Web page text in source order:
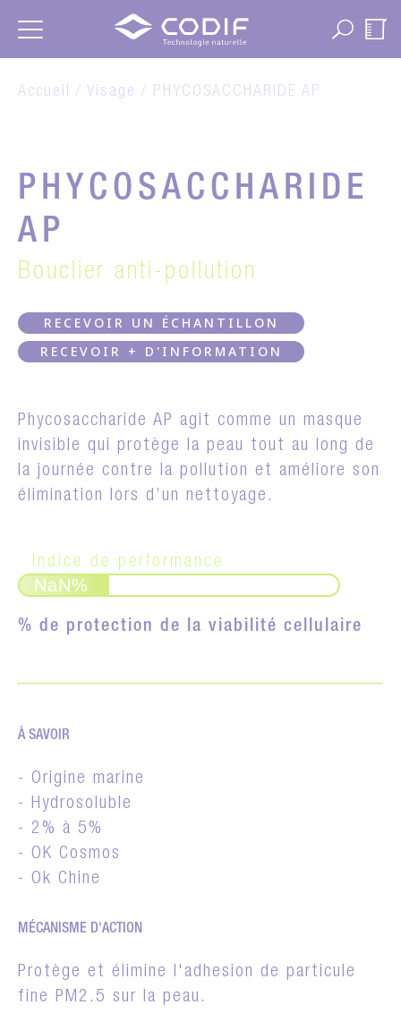
Accueil / Visage / PHYCOSACCHARIDE AP
PHYCOSACCHARIDE
AP
Bouclier anti-pollution
RECEVOIR UN ÉCHANTILLON
RECEVOIR + D'INFORMATION
Phycosaccharide AP agit comme un masque
invisible qui protège la peau tout au long de
la journée contre la pollution et améliore son
élimination lors d’un nettoyage.
Indice de performance
NaN%
% de protection de la viabilité cellulaire
À SAVOIR
- Origine marine
- Hydrosoluble
- 2% à 5%
- OK Cosmos
- Ok Chine
MÉCANISME D'ACTION
Protège et élimine l'adhesion de particule
fine PM2.5 sur la peau.
Panneau de gestion des cookies